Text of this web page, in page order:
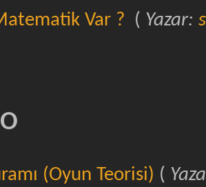
Var ? ( Yazar:
(Oyun Teorisi) (